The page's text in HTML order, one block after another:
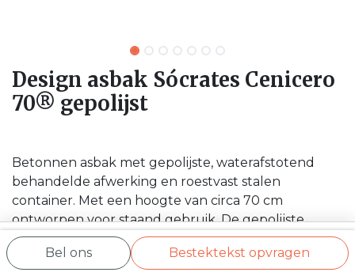
Design asbak Sócrates Cenicero
70® gepolijst
Betonnen asbak met gepolijste, waterafstotend
behandelde afwerking en roestvast stalen
container. Met een hoogte van circa 70 cm
ontworpen voor staand gebruik. De gepolijste
afwerking geeft het element een architecturale
aanwezigheid die past bij formele ingangen,
Bel ons Bestektekst opvragen